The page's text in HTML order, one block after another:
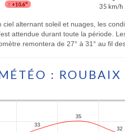
↑ +10.6° 35 km/h
alternant soleil et nuages, les
attendue durant toute la période.
remontera de 27° à 31° au fil
: ROUBAIX
33
33
35
35
32
32